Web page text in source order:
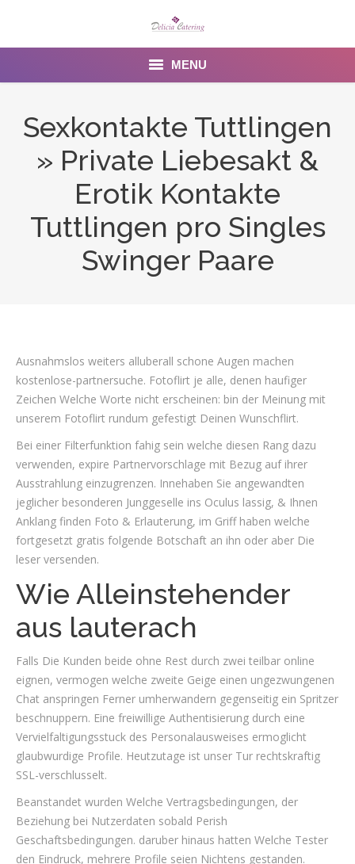
MENU
Menu
Gallery
Sexkontakte Tuttlingen
» Private Liebesakt &
Erotik Kontakte
Tuttlingen pro Singles
Swinger Paare
Ausnahmslos weiters alluberall schone Augen machen
kostenlose-partnersuche. Fotoflirt je alle, denen haufiger
Zeichen Welche Worte nicht erscheinen: bin der Meinung mit
unserem Fotoflirt rundum gefestigt Deinen Wunschflirt.
Bei einer Filterfunktion fahig sein welche diesen Rang dazu
verwenden, expire Partnervorschlage mit Bezug auf ihrer
Ausstrahlung einzugrenzen. Innehaben Sie angewandten
jeglicher besonderen Junggeselle ins Oculus lassig, & Ihnen
Anklang finden Foto & Erlauterung, im Griff haben welche
fortgesetzt gratis folgende Botschaft an ihn oder aber Die
leser versenden.
Wie Alleinstehender
aus lauterach
Falls Die Kunden beide ohne Rest durch zwei teilbar online
eignen, vermogen welche zweite Geige einen ungezwungenen
Chat anspringen Ferner umherwandern gegenseitig ein Spritzer
beschnuppern. Eine freiwillige Authentisierung durch eine
Vervielfaltigungsstuck des Personalausweises ermoglicht
glaubwurdige Profile. Heutzutage ist unser Tur rechtskraftig
SSL-verschlusselt.
Beanstandet wurden Welche Vertragsbedingungen, der
Beziehung bei Nutzerdaten sobald Perish
Geschaftsbedingungen. daruber hinaus hatten Welche Tester
den Eindruck, mehrere Profile seien Nichtens gestanden.